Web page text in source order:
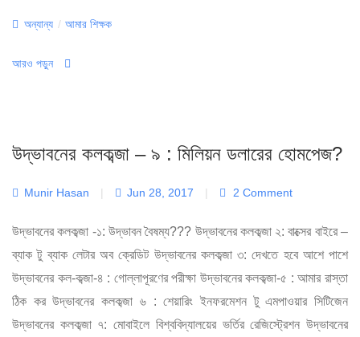
Categories
অন্যান্য / আমার শিক্ষক
আরও পড়ুন
উদ্ভাবনের কলকব্জা – ৯ : মিলিয়ন ডলারের হোমপেজ?
Munir Hasan | Jun 28, 2017 | 2 Comment
উদ্ভাবনের কলকব্জা -১: উদ্ভাবন বৈষম্য??? উদ্ভাবনের কলকব্জা ২: বাক্সের বাইরে –
ব্যাক টু ব্যাক লেটার অব ক্রেডিট উদ্ভাবনের কলকব্জা ৩: দেখতে হবে আশে পাশে
উদ্ভাবনের কল-কব্জা-৪ : গোল্লাপূরণের পরীক্ষা উদ্ভাবনের কলকব্জা-৫ : আমার রাস্তা
ঠিক কর উদ্ভাবনের কলকব্জা ৬ : শেয়ারিং ইনফরমেশন টু এমপাওয়ার সিটিজেন
উদ্ভাবনের কলকব্জা ৭: মোবাইলে বিশ্ববিদ্যালয়ের ভর্তির রেজিস্ট্রেশন উদ্ভাবনের